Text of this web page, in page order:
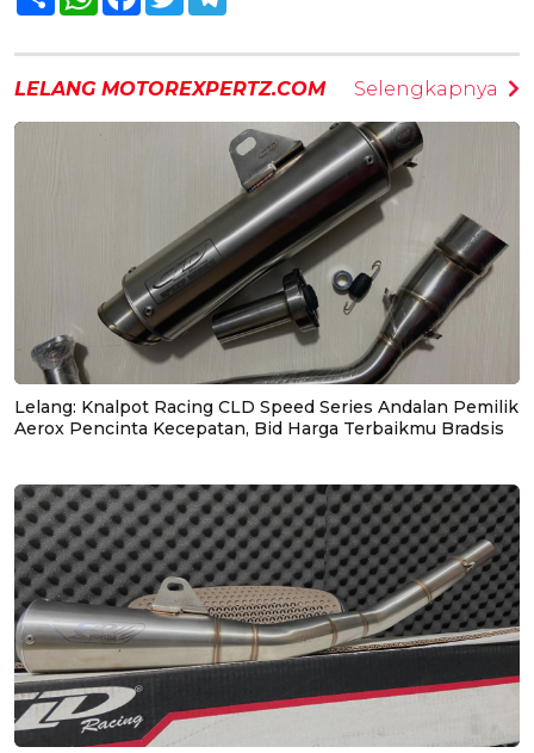
LELANG MOTOREXPERTZ.COM Selengkapnya
Lelang: Knalpot Racing CLD Speed Series Andalan Pemilik
Aerox Pencinta Kecepatan, Bid Harga Terbaikmu Bradsis